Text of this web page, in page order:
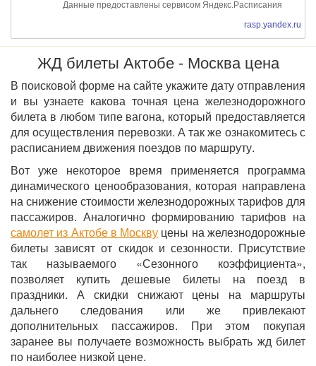
Данные предоставлены сервисом Яндекс.Расписания
rasp.yandex.ru
ЖД билеты Актобе - Москва цена
В поисковой форме на сайте укажите дату отправления
и вы узнаете какова точная цена железнодорожного
билета в любом типе вагона, который предоставляется
для осуществления перевозки. А так же ознакомитесь с
расписанием движения поездов по маршруту.
Вот уже некоторое время применяется программа
динамического ценообразования, которая направлена
на снижение стоимости железнодорожных тарифов для
пассажиров. Аналогично формированию тарифов на
самолет из Актобе в Москву цены на железнодорожные
билеты зависят от скидок и сезонности. Присутствие
так называемого «Сезонного коэффициента»,
позволяет купить дешевые билеты на поезд в
праздники. А скидки снижают цены на маршруты
дальнего следования или же привлекают
дополнительных пассажиров. При этом покупая
заранее вы получаете возможность выбрать жд билет
по наиболее низкой цене.